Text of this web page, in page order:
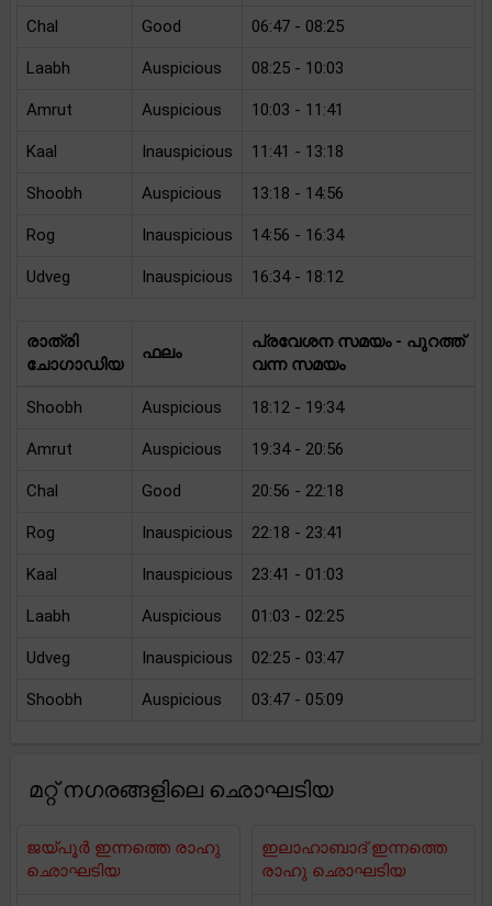
Chal Good 06:47 - 08:25
Laabh Auspicious 08:25 - 10:03
Amrut Auspicious 10:03 - 11:41
Kaal Inauspicious 11:41 - 13:18
Shoobh Auspicious 13:18 - 14:56
Rog Inauspicious 14:56 - 16:34
Udveg Inauspicious 16:34 - 18:12
രാത്രി
ചോഗാഡിയ
ഫലം
പ്രവേശന സമയം - പുറത്ത്
വന്ന സമയം
Shoobh Auspicious 18:12 - 19:34
Amrut Auspicious 19:34 - 20:56
Chal Good 20:56 - 22:18
Rog Inauspicious 22:18 - 23:41
Kaal Inauspicious 23:41 - 01:03
Laabh Auspicious 01:03 - 02:25
Udveg Inauspicious 02:25 - 03:47
Shoobh Auspicious 03:47 - 05:09
മറ്റ് നഗരങ്ങളിലെ ഛൊഘടിയ
ജയ്പൂർ ഇന്നത്തെ രാഹു
ഛൊഘടിയ
ഇലാഹാബാദ് ഇന്നത്തെ
രാഹു ഛൊഘടിയ